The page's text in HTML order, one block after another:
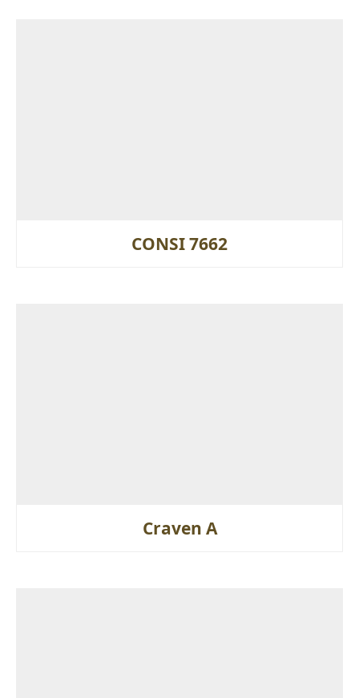
CONSI 7662
Craven A